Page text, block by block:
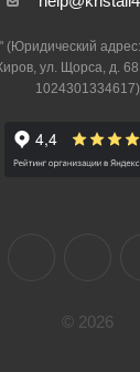
(Юридический
ул. Щорса, д.
1024301334617)
© 2026